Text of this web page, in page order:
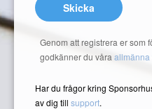
Skicka
Genom att registrera er som
godkänner du våra allmänna
Har du frågor kring
av dig till support.